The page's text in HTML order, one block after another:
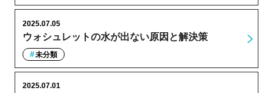
ウォシュレットの水が出ない原因と解決策
2025.07.05
未分類
2025.07.01